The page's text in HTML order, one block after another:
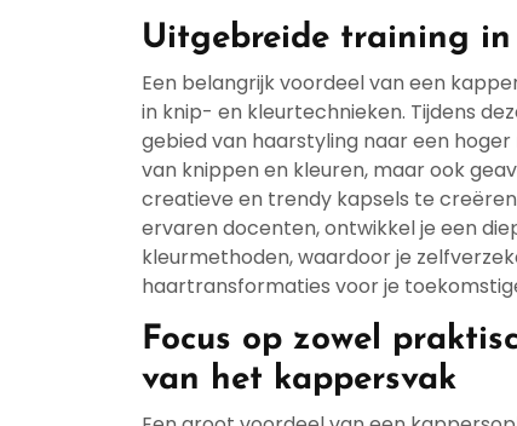
Uitgebreide training in
Een belangrijk voordeel van een
in knip- en kleurtechnieken. Tijdens
gebied van haarstyling naar een
van knippen en kleuren, maar ook
creatieve en trendy kapsels te
ervaren docenten, ontwikkel je een
kleurmethoden, waardoor je
haartransformaties voor je
Focus op zowel
van het kappersvak